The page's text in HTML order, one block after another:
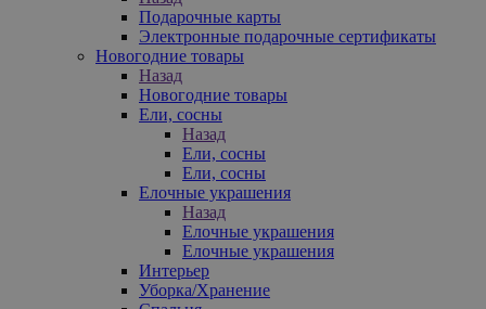
Подарочные карты
Электронные подарочные сертификаты
Новогодние товары
Назад
Новогодние товары
Ели, сосны
Назад
Ели, сосны
Ели, сосны
Елочные украшения
Назад
Елочные украшения
Елочные украшения
Интерьер
Уборка/Хранение